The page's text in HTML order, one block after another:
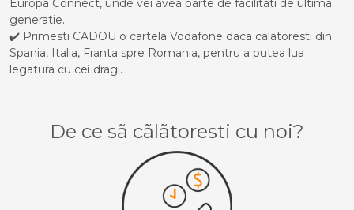
Europa Connect, unde vei avea parte de facilitati de ultima
generatie.
✔️ Primesti CADOU o cartela Vodafone daca calatoresti din
Spania, Italia, Franta spre Romania, pentru a putea lua
legatura cu cei dragi.
De ce sã cãlãtoresti cu noi?